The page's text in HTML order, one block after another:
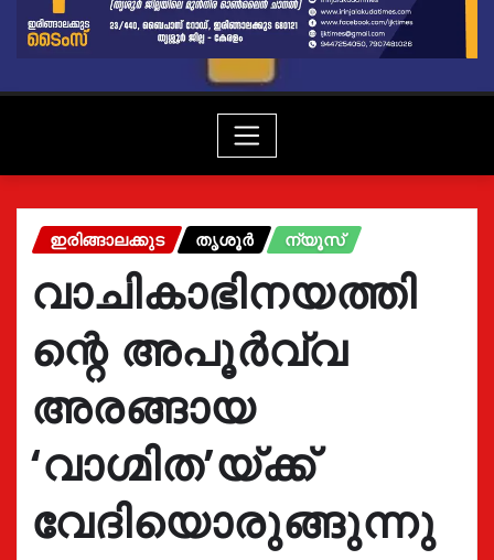
ഇരിങ്ങാലക്കുട തൃശൂർ ന്യൂസ്
വാചികാഭിനയത്തി
ന്റെ അപൂർവ്വ
അരങ്ങായ
‘വാഗ്മിത’യ്ക്ക്
വേദിയൊരുങ്ങുന്നു